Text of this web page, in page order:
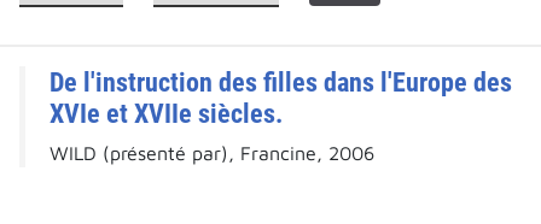
De l'instruction des filles dans l'Europe des
XVIe et XVIIe siècles.
WILD (présenté par), Francine, 2006